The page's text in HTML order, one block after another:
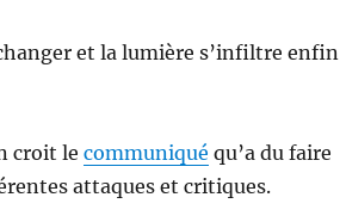
et la lumière s’infiltre enfin
croit le communiqué qu’a du faire
attaques et critiques.